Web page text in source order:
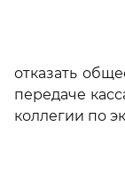
отказать
передаче
коллегии по